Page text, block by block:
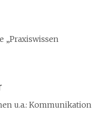
„Praxiswissen
u.a.: Kommunikation